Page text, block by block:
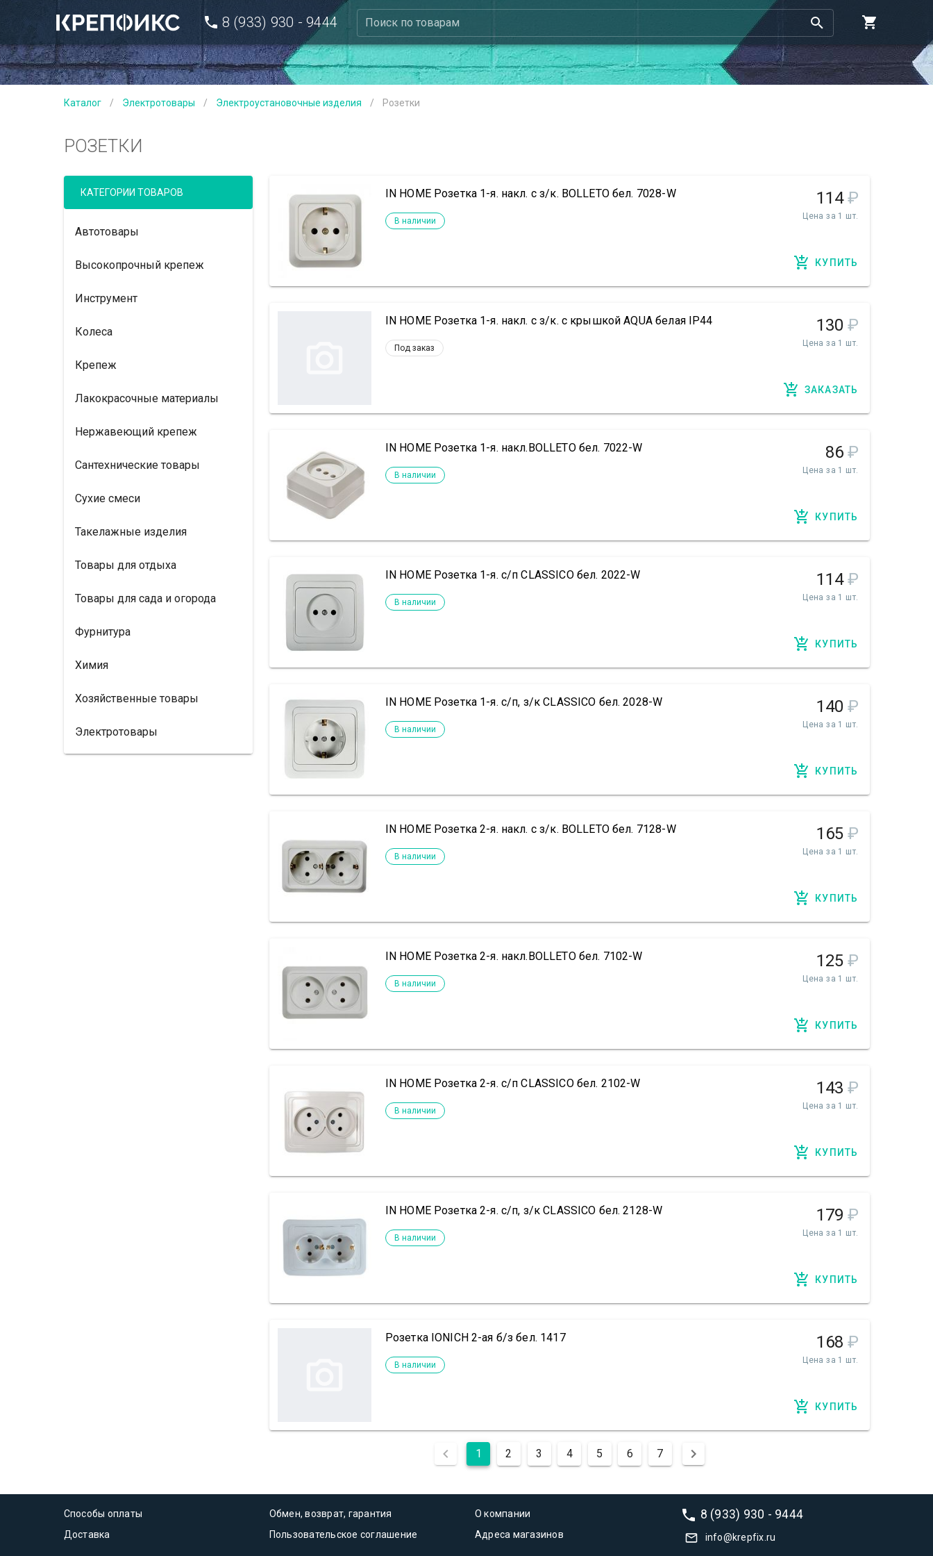
8 (933) 930 - 9444 Поиск по товарам
Каталог / Электротовары / Электроустановочные изделия / Розетки
РОЗЕТКИ
КАТЕГОРИИ ТОВАРОВ
Автотовары
Высокопрочный крепеж
Инструмент
Колеса
Крепеж
Лакокрасочные материалы
Нержавеющий крепеж
Сантехнические товары
Сухие смеси
Такелажные изделия
Товары для отдыха
Товары для сада и огорода
Фурнитура
Химия
Хозяйственные товары
Электротовары
IN HOME Розетка 1-я. накл. с з/к. BOLLETO бел. 7028-W
В наличии
114 ₽
Цена за 1 шт.
КУПИТЬ
IN HOME Розетка 1-я. накл. с з/к. с крышкой AQUA белая IP44
Под заказ
130 ₽
Цена за 1 шт.
ЗАКАЗАТЬ
IN HOME Розетка 1-я. накл.BOLLETO бел. 7022-W
В наличии
86 ₽
Цена за 1 шт.
КУПИТЬ
IN HOME Розетка 1-я. с/п CLASSICO бел. 2022-W
В наличии
114 ₽
Цена за 1 шт.
КУПИТЬ
IN HOME Розетка 1-я. с/п, з/к CLASSICO бел. 2028-W
В наличии
140 ₽
Цена за 1 шт.
КУПИТЬ
IN HOME Розетка 2-я. накл. с з/к. BOLLETO бел. 7128-W
В наличии
165 ₽
Цена за 1 шт.
КУПИТЬ
IN HOME Розетка 2-я. накл.BOLLETO бел. 7102-W
В наличии
125 ₽
Цена за 1 шт.
КУПИТЬ
IN HOME Розетка 2-я. с/п CLASSICO бел. 2102-W
В наличии
143 ₽
Цена за 1 шт.
КУПИТЬ
IN HOME Розетка 2-я. с/п, з/к CLASSICO бел. 2128-W
В наличии
179 ₽
Цена за 1 шт.
КУПИТЬ
Розетка IONICH 2-ая б/з бел. 1417
В наличии
168 ₽
Цена за 1 шт.
КУПИТЬ
1 2 3 4 5 6 7
Способы оплаты
Доставка
Обмен, возврат, гарантия
Пользовательское соглашение
О компании
Адреса магазинов
8 (933) 930 - 9444
info@krepfix.ru